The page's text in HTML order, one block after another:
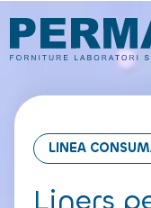
LINEA